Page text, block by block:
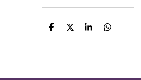
D
D
S
D